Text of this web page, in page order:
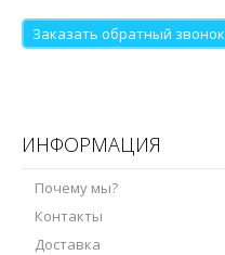
Заказать обратный звонок
ИНФОРМАЦИЯ
Почему мы?
Контакты
Доставка